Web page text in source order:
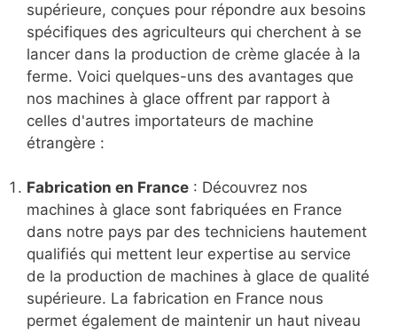
supérieure, conçues pour répondre aux besoins
spécifiques des agriculteurs qui cherchent à se
lancer dans la production de crème glacée à la
ferme. Voici quelques-uns des avantages que
nos machines à glace offrent par rapport à
celles d'autres importateurs de machine
étrangère :
Fabrication en France : Découvrez nos
machines à glace sont fabriquées en France
dans notre pays par des techniciens hautement
qualifiés qui mettent leur expertise au service
de la production de machines à glace de qualité
supérieure. La fabrication en France nous
permet également de maintenir un haut niveau